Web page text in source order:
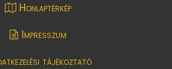
Honlaptérkép
Impresszum
tájékoztató